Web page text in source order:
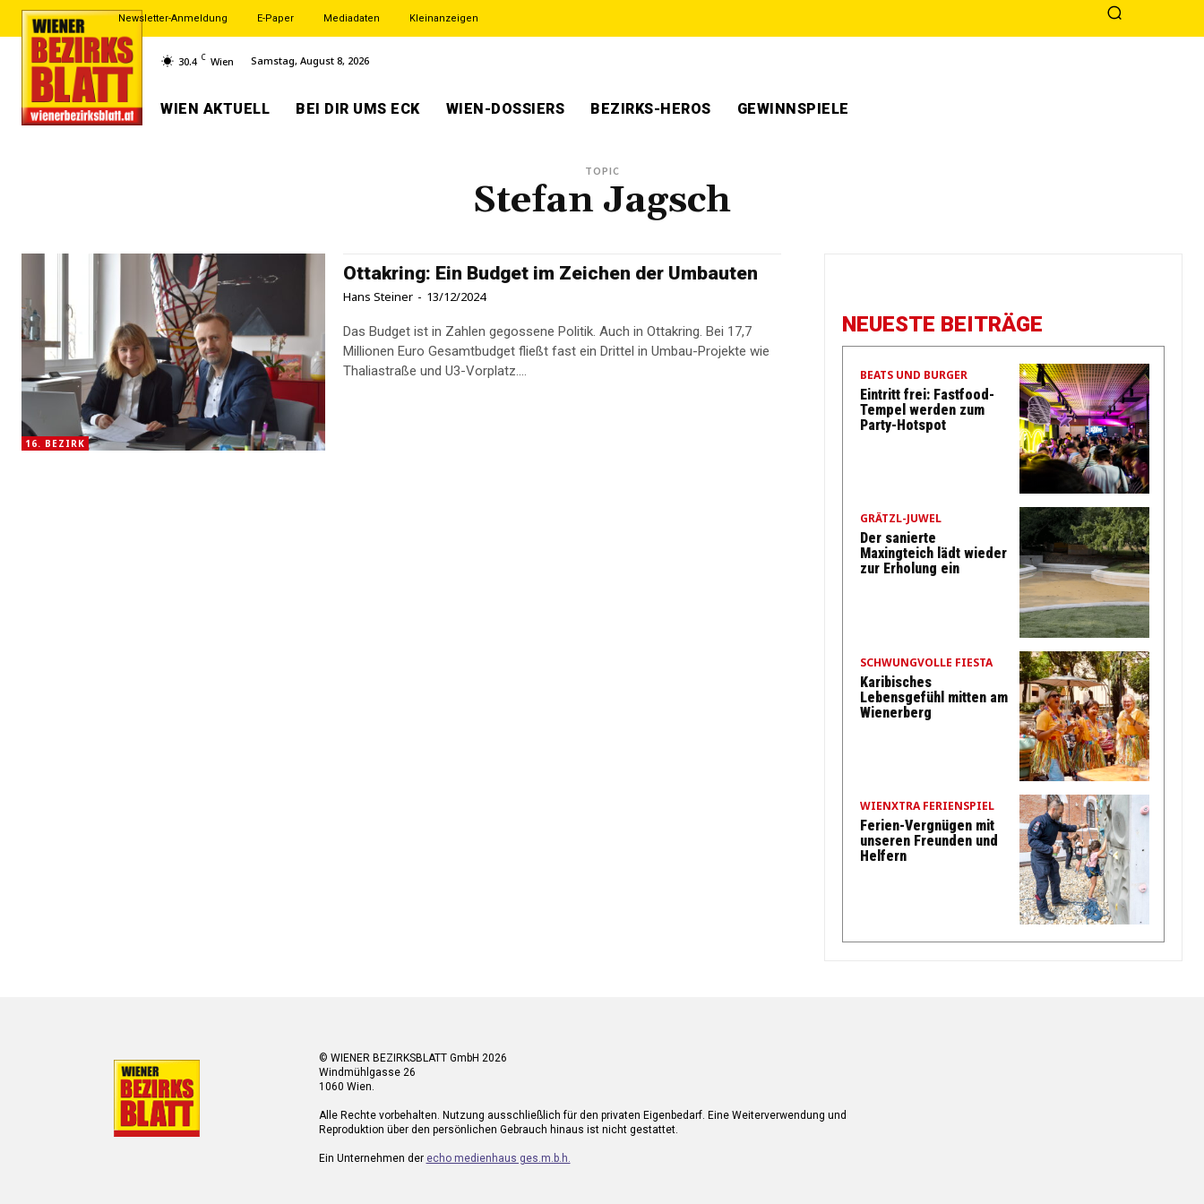
Newsletter-Anmeldung E-Paper Mediadaten Kleinanzeigen
30.4 C Wien Samstag, August 8, 2026
WIEN AKTUELL BEI DIR UMS ECK WIEN-DOSSIERS BEZIRKS-HEROS GEWINNSPIELE
TOPIC
Stefan Jagsch
16. BEZIRK
Ottakring: Ein Budget im Zeichen der Umbauten
Hans Steiner - 13/12/2024
Das Budget ist in Zahlen gegossene Politik. Auch in Ottakring. Bei 17,7
Millionen Euro Gesamtbudget fließt fast ein Drittel in Umbau-Projekte wie
Thaliastraße und U3-Vorplatz....
NEUESTE BEITRÄGE
BEATS UND BURGER
Eintritt frei: Fastfood-
Tempel werden zum
Party-Hotspot
GRÄTZL-JUWEL
Der sanierte
Maxingteich lädt wieder
zur Erholung ein
SCHWUNGVOLLE FIESTA
Karibisches
Lebensgefühl mitten am
Wienerberg
WIENXTRA FERIENSPIEL
Ferien-Vergnügen mit
unseren Freunden und
Helfern
© WIENER BEZIRKSBLATT GmbH 2026
Windmühlgasse 26
1060 Wien.
Alle Rechte vorbehalten. Nutzung ausschließlich für den privaten Eigenbedarf. Eine Weiterverwendung und
Reproduktion über den persönlichen Gebrauch hinaus ist nicht gestattet.
Ein Unternehmen der echo medienhaus ges.m.b.h.